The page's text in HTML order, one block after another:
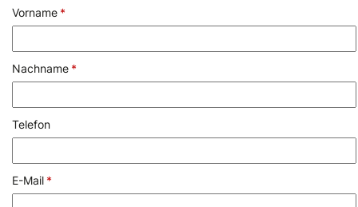
Vorname *
Nachname *
Telefon
E-Mail *